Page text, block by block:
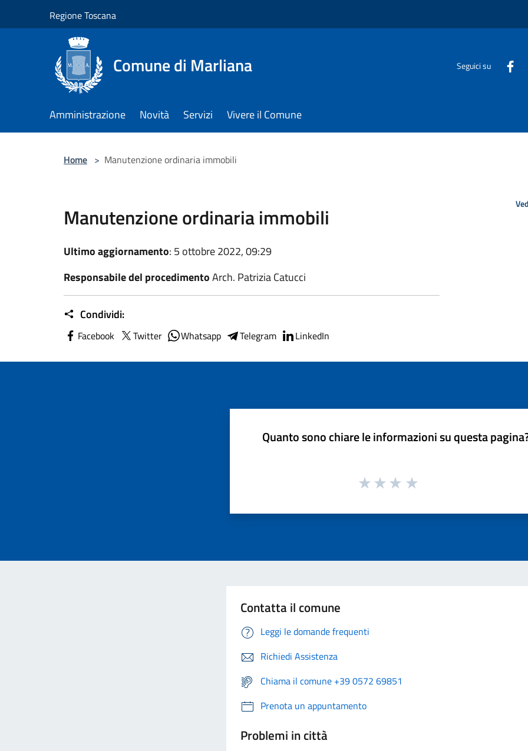
Regione Toscana
Comune di Marliana Seguici su
Amministrazione Novità Servizi Vivere il Comune
Home > Manutenzione ordinaria immobili
Manutenzione ordinaria immobili
Ultimo aggiornamento: 5 ottobre 2022, 09:29
Responsabile del procedimentoArch. Patrizia Catucci
Condividi:
Facebook Twitter Whatsapp Telegram LinkedIn
Quanto sono chiare le informazioni su questa
Contatta il comune
Leggi le domande frequenti
Richiedi Assistenza
Chiama il comune +39 0572 69851
Prenota un appuntamento
Problemi in città